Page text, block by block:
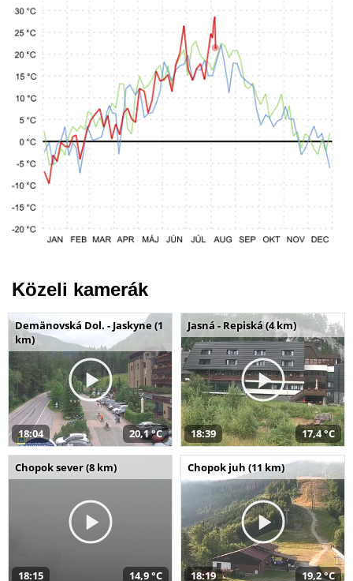
Közeli kamerák
Demänovská Dol. - Jaskyne (1
km)
18:04 20,1 °C
Jasná - Repiská (4 km)
18:39 17,4 °C
Chopok sever (8 km)
18:15 14,9 °C
Chopok juh (11 km)
18:19 19,2 °C